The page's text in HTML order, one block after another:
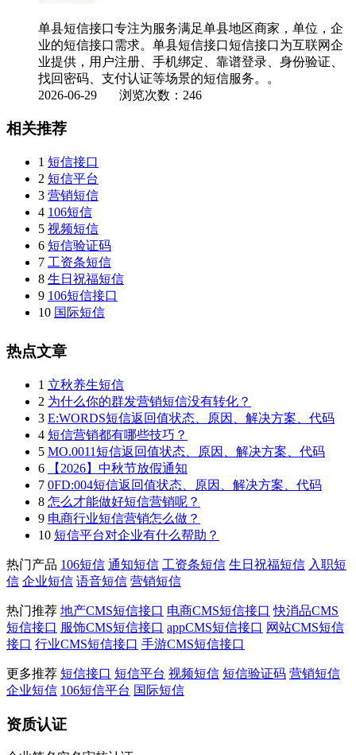
单县短信接口专注为服务满足单县地区商家，单位，企
业的短信接口需求。单县短信接口短信接口为互联网企
业提供，用户注册、手机绑定、靠谱登录、身份验证、
找回密码、支付认证等场景的短信服务。。
2026-06-29 浏览次数：246
相关推荐
1 短信接口
2 短信平台
3 营销短信
4 106短信
5 视频短信
6 短信验证码
7 工资条短信
8 生日祝福短信
9 106短信接口
10 国际短信
热点文章
1 立秋养生短信
2 为什么你的群发营销短信没有转化？
3 E:WORDS短信返回值状态、原因、解决方案、代码
4 短信营销都有哪些技巧？
5 MO.0011短信返回值状态、原因、解决方案、代码
6
【2026】中秋节放假通知
7 0FD:004短信返回值状态、原因、解决方案、代码
8 怎么才能做好短信营销呢？
9 电商行业短信营销怎么做？
10 短信平台对企业有什么帮助？
热门产品 106短信 通知短信 工资条短信 生日祝福短信 入职短
信 企业短信 语音短信 营销短信
热门推荐 地产CMS短信接口 电商CMS短信接口 快消品CMS
短信接口 服饰CMS短信接口 appCMS短信接口 网站CMS短信
接口 行业CMS短信接口 手游CMS短信接口
更多推荐 短信接口 短信平台 视频短信 短信验证码 营销短信
企业短信 106短信平台 国际短信
资质认证